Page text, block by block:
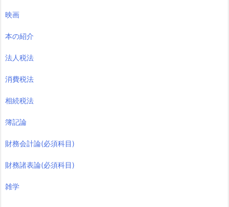
映画
本の紹介
法人税法
消費税法
相続税法
簿記論
財務会計論(必須科目)
財務諸表論(必須科目)
雑学